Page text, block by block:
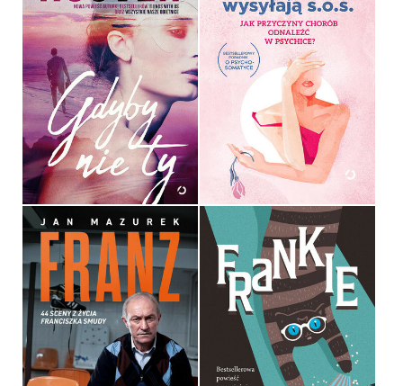
GDYBY NIE TY
COLLEEN HOOVER
OPRAWA MIĘKKA ZE SKRZYDEŁKAMI
39,90 ZŁ
GDY CIAŁO I DUSZA
WYSYŁAJĄ SOS
ALEXANDER KUGELSTADT
OPRAWA MIĘKKA
44,99 ZŁ
FRANZ. 44 SCENY Z
ŻYCIA FRANCISZKA
SMUDY
JAN MAZUREK
OPRAWA TWARDA
FRANKIE
JOCHEN GUTSCH, MAXIM
LEO
OPRAWA MIĘKKA